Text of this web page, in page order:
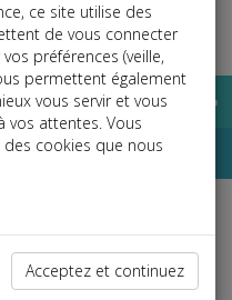
ce site utilise des
de vous connecter
préférences (veille,
permettent également
vous servir et vous
vos attentes. Vous
cookies que nous
Acceptez et continuez